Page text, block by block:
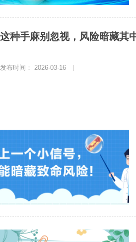
这种手麻别忽视，风险暗藏其
发布时间： 2026-03-16